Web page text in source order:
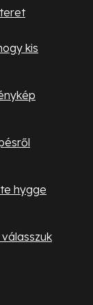
kis
hygge